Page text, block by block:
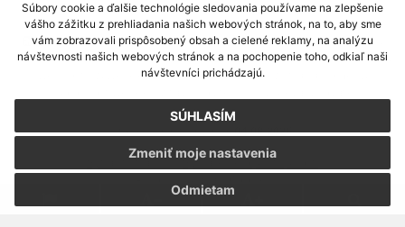
Súbory cookie a ďalšie technológie sledovania používame na zlepšenie
vášho zážitku z prehliadania našich webových stránok, na to, aby sme
vám zobrazovali prispôsobený obsah a cielené reklamy, na analýzu
návštevnosti našich webových stránok a na pochopenie toho, odkiaľ naši
návštevníci prichádzajú.
SÚHLASÍM
Odmietam
Zmeniť moje nastavenia
využite možnosť získavania aktuálnych informácií s využitím RSS
CMS systém (redakčný) systém ECHELON 2,Mapa stránok,web portál
webex.digital, s.r.o.,domény,registrácia domény
Posledná aktualizácia:04.08.2026
Vytlačiť stránku|Vyhlásenie o prístupnosti